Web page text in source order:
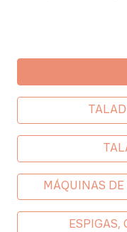
Industrial
MÁQUINAS DE
ESPIGAS,